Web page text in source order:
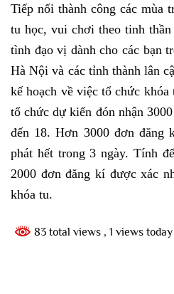
Tiếp nối thành công các mùa
tu học, vui chơi theo tinh
tình đạo vị dành cho các bạn
Hà Nội và các tỉnh thành lân
kế hoạch về việc tổ chức
tổ chức dự kiến đón nhận
đến 18. Hơn 3000 đơn đăng
phát hết trong 3 ngày. Tính
2000 đơn đăng kí được xác
khóa tu.
83 total views , 1 views today